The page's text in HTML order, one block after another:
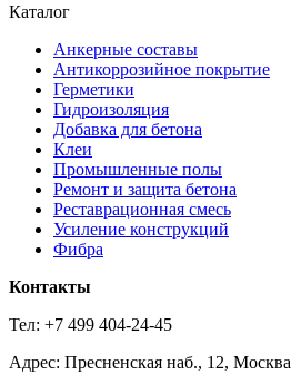
Каталог
Анкерные составы
Антикоррозийное покрытие
Герметики
Гидроизоляция
Добавка для бетона
Клеи
Промышленные полы
Ремонт и защита бетона
Реставрационная смесь
Усиление конструкций
Фибра
Контакты
Тел: +7 499 404-24-45
Адрес: Пресненская наб., 12, Москва